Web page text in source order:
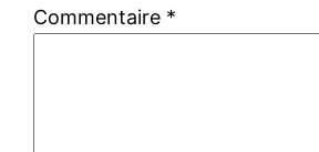
Commentaire *